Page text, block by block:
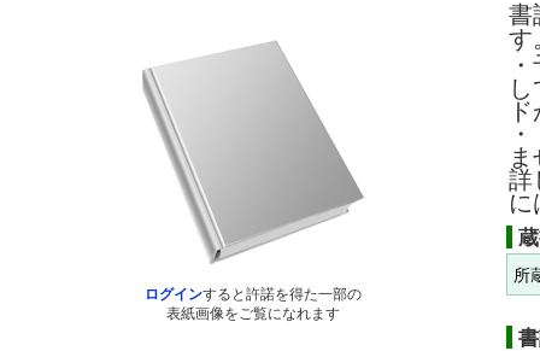
ログインすると許諾を得た一部の
表紙画像をご覧になれます
書
す
詳
に
所